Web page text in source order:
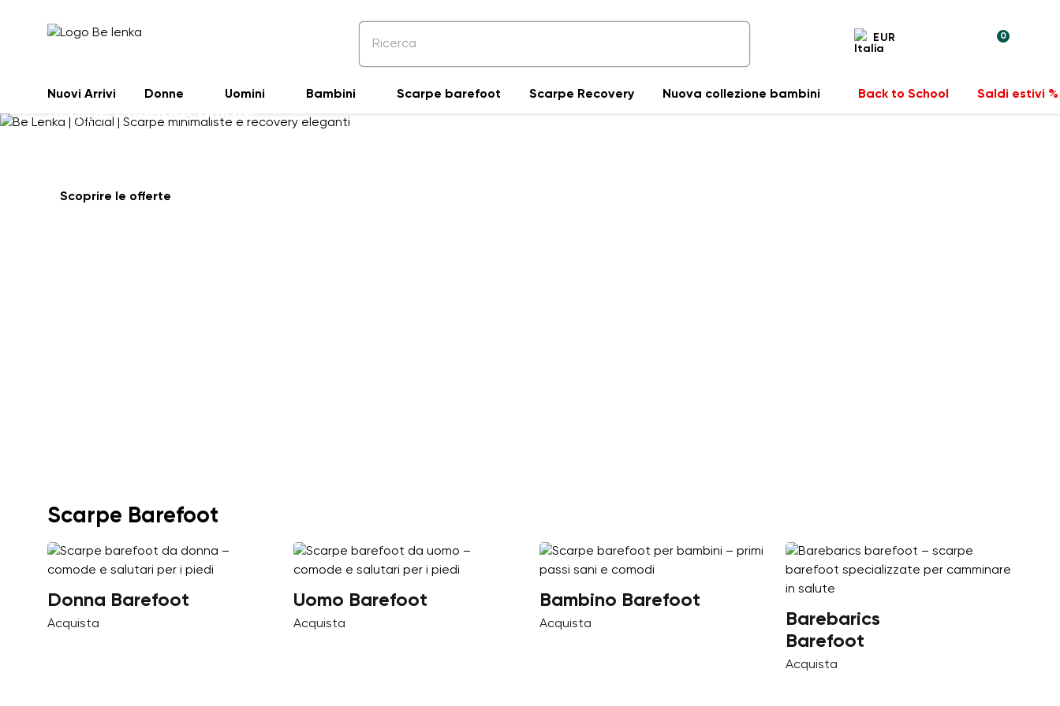
EUR 0
Nuovi Arrivi Donne Uomini Bambini Scarpe barefoot Scarpe Recovery Nuova collezione bambini Back to School Saldi estivi %
GRANDI SALDI ESTIVI
Scarpe barefoot amate
Scoprire le offerte
Scarpe Barefoot
Donna Barefoot
Acquista
Uomo Barefoot
Acquista
Bambino Barefoot
Acquista
Barebarics
Barefoot
Acquista